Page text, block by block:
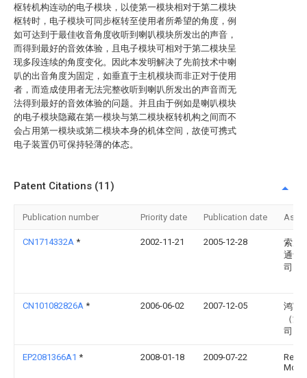
枢转机构连动的电子模块，以使第一模块相对于第二模块
枢转时，电子模块可同步枢转至使用者所希望的角度，例
如可达到于最佳收音角度收听到喇叭模块所发出的声音，
而得到最好的音效体验，且电子模块可相对于第二模块呈
现多段连续的角度变化。因此本发明解决了先前技术中喇
叭的出音角度为固定，如垂直于主机模块而非正对于使用
者，而造成使用者无法完整收听到喇叭所发出的声音而无
法得到最好的音效体验的问题。并且由于例如是喇叭模块
的电子模块隐藏在第一模块与第二模块枢转机构之间而不
会占用第一模块或第二模块本身的机体空间，故使可携式
电子装置仍可保持轻薄的体态。
Patent Citations (11)
Publication number Priority date Publication date
CN1714332A * 2002-11-21 2005-12-28
索尼
通讯
司
CN101082826A * 2006-06-02 2007-12-05
鸿富
（深
司
EP2081366A1 * 2008-01-18 2009-07-22